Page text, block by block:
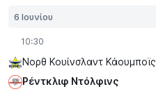
6 Ιουνίου
10:30
Νορθ Κουίνσλαντ Κάουμποϊς
Ρέντκλιφ Ντόλφινς